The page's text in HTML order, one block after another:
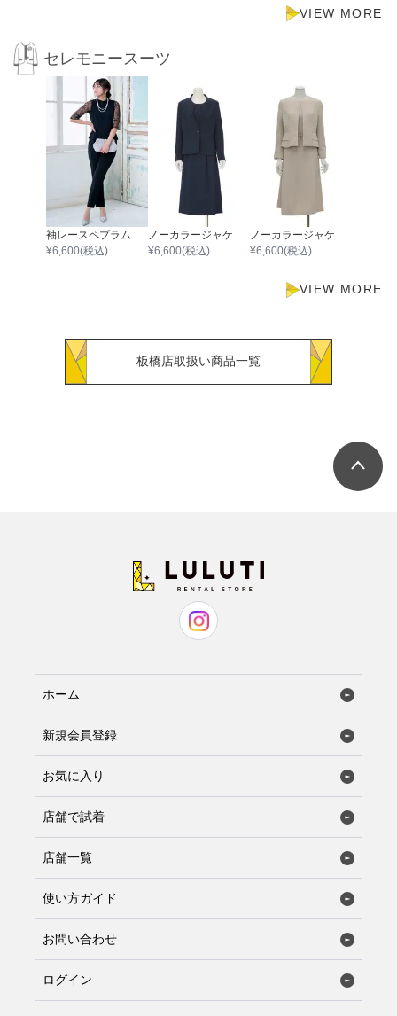
VIEW MORE
セレモニースーツ
袖レースペプラムセットアップパンツ
¥6,600(税込)
ノーカラージャケットナチュラルドビーワンピース
¥6,600(税込)
ノーカラージャケットウエストベルトカルゼストレッチワンピース
¥6,600(税込)
VIEW MORE
板橋店取扱い商品一覧
ホーム
新規会員登録
お気に入り
店舗で試着
店舗一覧
使い方ガイド
お問い合わせ
ログイン